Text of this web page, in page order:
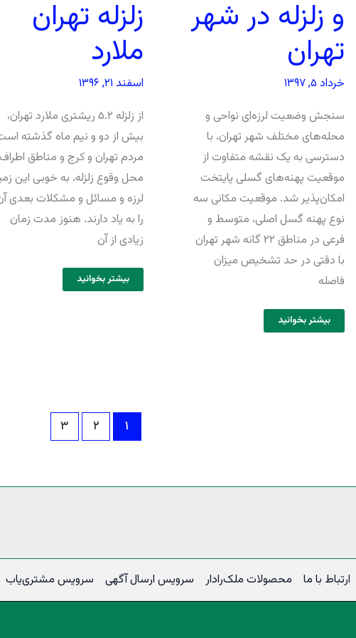
و زلزله در شهر
تهران
خرداد ۵, ۱۳۹۷
سنجش وضعیت لرزه‌ای نواحی و
محله‌های مختلف شهر تهران، با
دسترسی به یک نقشه متفاوت از
موقعیت پهنه‌های گسلی پایتخت
امکان‌پذیر شد. موقعیت مکانی سه
نوع پهنه‌ گسل اصلی، متوسط و
فرعی در مناطق ۲۲ گانه شهر تهران
با دقتی در حد تشخیص میزان
فاصله
بیشتر بخوانید
زلزله تهران
ملارد
اسفند ۲۱, ۱۳۹۶
از زلزله ۵.۲ ریشتری ملارد تهران،
بیش از دو و نیم ماه گذشته
مردم تهران و کرج و مناطق اطراف
محل وقوع زلزله، به خوبی این
لرزه و مسائل و مشکلات بعدی
را به یاد دارند. هنوز مدت زمان
زیادی از آن
بیشتر بخوانید
۱ ۲ ۳
ارتباط با ما محصولات ملک‌رادار سرویس ارسال آگهی سرویس مشتری‌یاب